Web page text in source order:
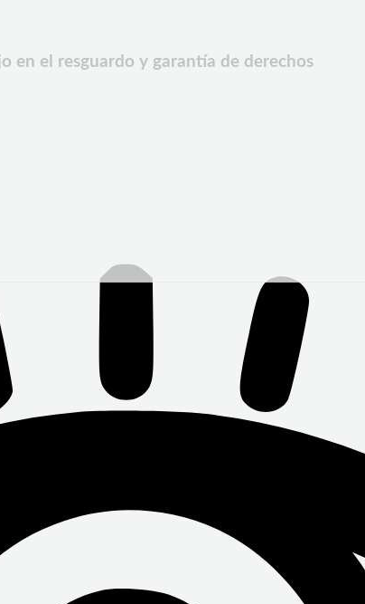
en el resguardo y garantía de derechos